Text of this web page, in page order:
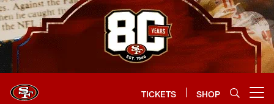
Skip
to
main
content
TICKETS SHOP